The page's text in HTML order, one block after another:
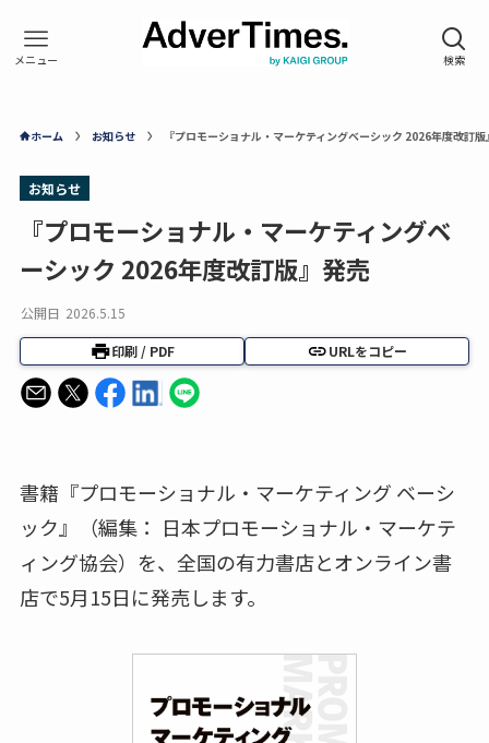
ホーム お知らせ 『プロモーショナル・マーケティングベーシック 2026年度改訂
お知らせ
『プロモーショナル・マーケティングベ
ーシック 2026年度改訂版』発売
公開日 2026.5.15
印刷 / PDF URLをコピー
書籍『プロモーショナル・マーケティング ベーシ
ック』（編集： 日本プロモーショナル・マーケテ
ィング協会）を、全国の有力書店とオンライン書
店で5月15日に発売します。